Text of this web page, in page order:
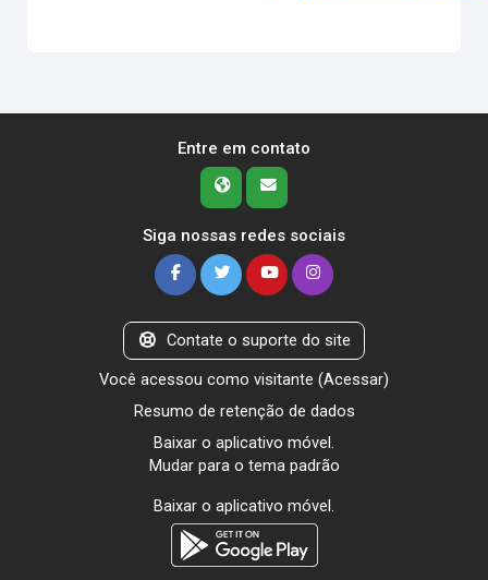
Entre em contato
Siga nossas redes sociais
Contate o suporte do site
Você acessou como visitante (Acessar)
Resumo de retenção de dados
Baixar o aplicativo móvel.
Mudar para o tema padrão
Baixar o aplicativo móvel.